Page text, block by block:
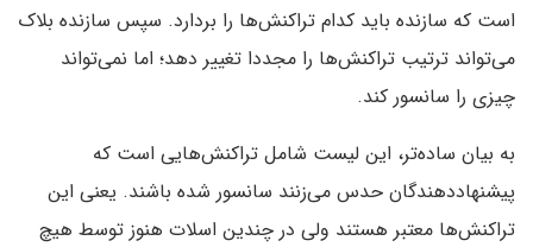
است که سازنده باید کدام تراکنش‌ها را بردارد. سپس سازنده بلاک
می‌تواند ترتیب تراکنش‌ها را مجددا تغییر دهد؛ اما نمی‌تواند
چیزی را سانسور کند.
به بیان ساده‌تر، این لیست شامل تراکنش‌هایی است که
پیشنهاددهندگان حدس می‌زنند سانسور شده‌ باشند. یعنی این
تراکنش‌ها معتبر هستند ولی در چندین اسلات هنوز توسط هیچ